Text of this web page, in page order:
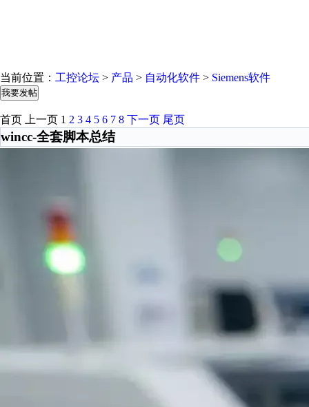
当前位置： 工控论坛 > 产品 > 自动化软件 > Siemens软件
我要发帖
首页 上一页 1 2 3 4 5 6 7 8 下一页 尾页
wincc-全套脚本总结